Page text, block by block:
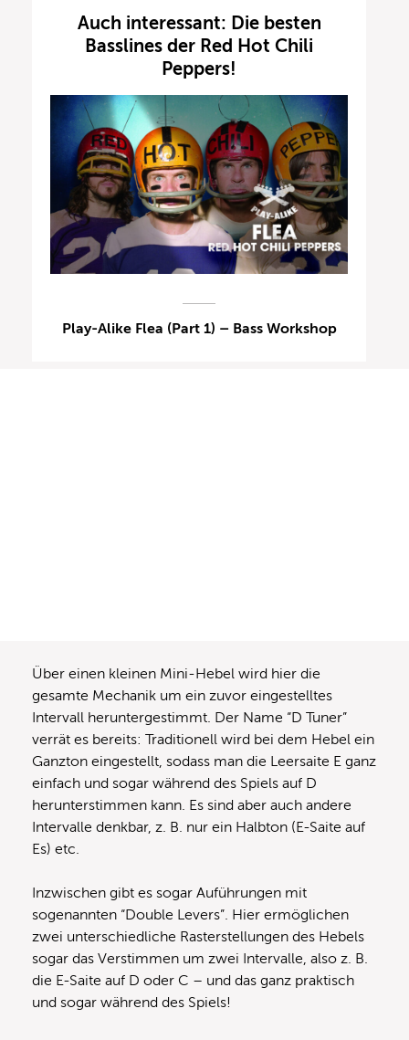
Auch interessant: Die besten
Basslines der Red Hot Chili
Peppers!
Play-Alike Flea (Part 1) – Bass Workshop
Über einen kleinen Mini-Hebel wird hier die
gesamte Mechanik um ein zuvor eingestelltes
Intervall heruntergestimmt. Der Name “D Tuner”
verrät es bereits: Traditionell wird bei dem Hebel ein
Ganzton eingestellt, sodass man die Leersaite E ganz
einfach und sogar während des Spiels auf D
herunterstimmen kann. Es sind aber auch andere
Intervalle denkbar, z. B. nur ein Halbton (E-Saite auf
Es) etc.
Inzwischen gibt es sogar Auführungen mit
sogenannten “Double Levers”. Hier ermöglichen
zwei unterschiedliche Rasterstellungen des Hebels
sogar das Verstimmen um zwei Intervalle, also z. B.
die E-Saite auf D oder C – und das ganz praktisch
und sogar während des Spiels!